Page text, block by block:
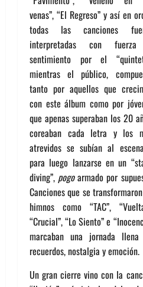
venas”, “El Regreso” y así en
todas las canciones
interpretadas con
sentimiento por el
mientras el público,
tanto por aquellos que
con este álbum como por
que apenas superaban los 20
coreaban cada letra y los
atrevidos se subían al
para luego lanzarse en un
diving”, pogoarmado por
Canciones que se
himnos como “TAC”,
“Crucial”, “Lo Siento” e
marcaban una jornada
recuerdos, nostalgia y emoción.
Un gran cierre vino con la